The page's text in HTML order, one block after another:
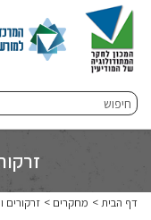
חיפוש
דף הבית מחקרים